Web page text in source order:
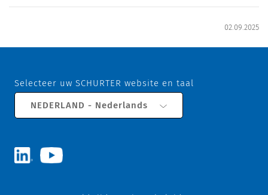
02.09.2025
Selecteer uw SCHURTER website en taal
NEDERLAND - Nederlands